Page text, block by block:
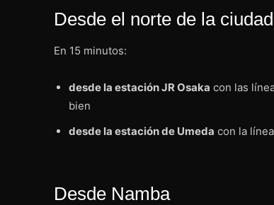
Desde el norte de la
En 15 minutos:
desde la estación JR Osaka con las
bien
desde la estación de Umeda con la
Desde Namba